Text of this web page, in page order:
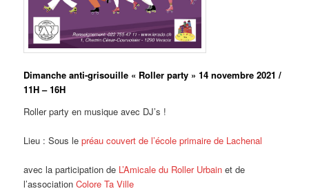
Dimanche anti-grisouille « Roller party » 14 novembre 2021 /
11H – 16H
Roller party en musique avec DJ’s !
Lieu : Sous lepréau couvert de l’école primaire de Lachenal
avec la participation de L’Amicale du Roller Urbain et de
l’associationColore Ta Ville